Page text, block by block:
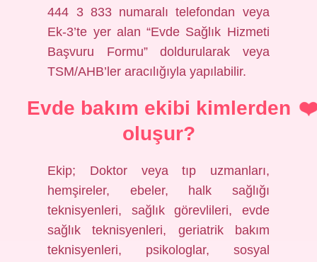
444 3 833 numaralı telefondan veya
Ek-3’te yer alan “Evde Sağlık Hizmeti
Başvuru Formu” doldurularak veya
TSM/AHB’ler aracılığıyla yapılabilir.
Evde bakım ekibi kimlerden
oluşur?
Ekip; Doktor veya tıp uzmanları,
hemşireler, ebeler, halk sağlığı
teknisyenleri, sağlık görevlileri, evde
sağlık teknisyenleri, geriatrik bakım
teknisyenleri, psikologlar, sosyal